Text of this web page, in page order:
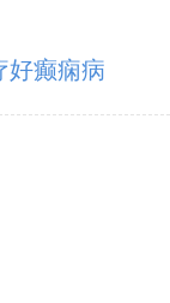
好癫痫病